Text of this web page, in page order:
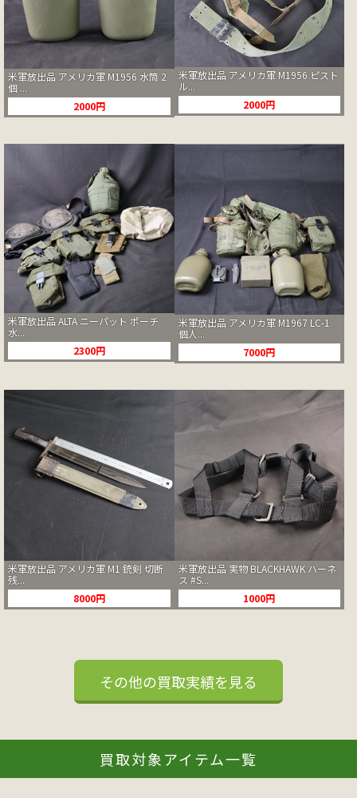
米軍放出品 アメリカ軍 M1956 水筒 2
個 ...
2000円
米軍放出品 アメリカ軍 M1956 ピスト
ル...
2000円
米軍放出品 ALTA ニーパット ポーチ
水...
2300円
米軍放出品 アメリカ軍 M1967 LC-1
個人...
7000円
米軍放出品 アメリカ軍 M1 銃剣 切断
残...
8000円
米軍放出品 実物 BLACKHAWK ハーネ
ス #S...
1000円
その他の買取実績を見る
買取対象アイテム一覧